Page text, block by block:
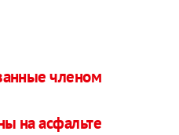
членом
на асфальте